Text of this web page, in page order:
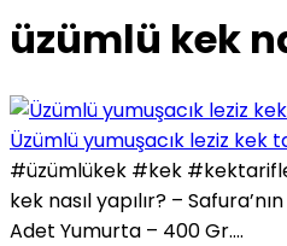
üzümlü kek
Üzümlü yumuşacık leziz kek
#üzümlükek #kek
kek nasıl yapılır? –
Adet Yumurta – 400 Gr....